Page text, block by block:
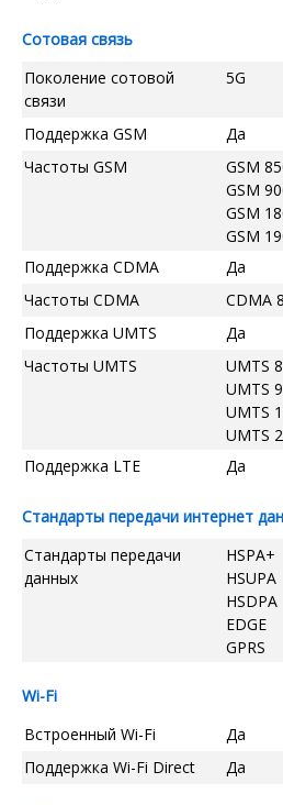
Сотовая связь
Поколение сотовой
связи
5G
Поддержка GSM Да
Частоты GSM
GSM
GSM
GSM
GSM
Поддержка CDMA
Да
Частоты CDMA
CDMA
Поддержка UMTS
Да
Частоты UMTS
UMTS
UMTS
UMTS
UMTS
Поддержка LTE Да
Стандарты передачи интернет
Стандарты передачи
данных
HSPA+
HSUPA
HSDPA
EDGE
GPRS
Wi-Fi
Встроенный Wi-Fi
Да
Поддержка Wi-Fi Direct
Да